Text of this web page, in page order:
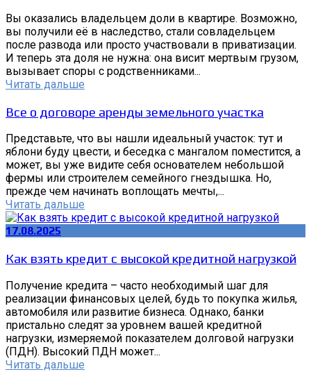
Вы оказались владельцем доли в квартире. Возможно,
вы получили её в наследство, стали совладельцем
после развода или просто участвовали в приватизации.
И теперь эта доля не нужна: она висит мертвым грузом,
вызывает споры с родственниками...
Читать дальше
Все о договоре аренды земельного участка
Представьте, что вы нашли идеальный участок: тут и
яблони буду цвести, и беседка с мангалом поместится, а
может, вы уже видите себя основателем небольшой
фермы или строителем семейного гнездышка. Но,
прежде чем начинать воплощать мечты,...
Читать дальше
17.08.2025
Как взять кредит с высокой кредитной нагрузкой
Получение кредита – часто необходимый шаг для
реализации финансовых целей, будь то покупка жилья,
автомобиля или развитие бизнеса. Однако, банки
пристально следят за уровнем вашей кредитной
нагрузки, измеряемой показателем долговой нагрузки
(ПДН). Высокий ПДН может...
Читать дальше